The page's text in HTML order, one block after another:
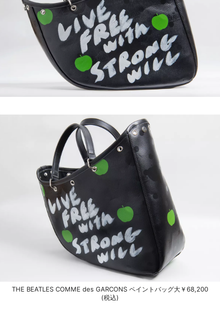
THE BEATLES COMME des GARCONS ペイントバッグ大￥68,200
(税込)